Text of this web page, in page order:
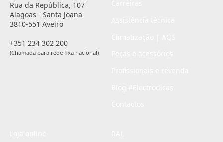
Rua da República, 107
Alagoas - Santa Joana
3810-551 Aveiro
+351 234 302 200
(Chamada para rede fixa nacional)